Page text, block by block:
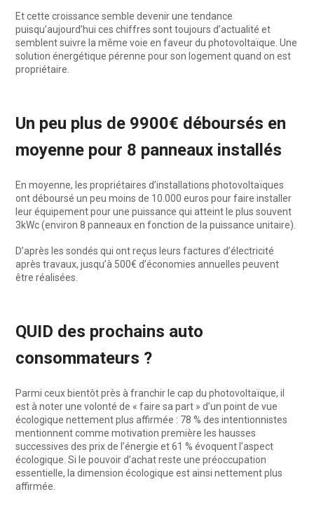
Et cette croissance semble devenir une tendance
puisqu’aujourd’hui ces chiffres sont toujours d’actualité et
semblent suivre la même voie en faveur du photovoltaïque. Une
solution énergétique pérenne pour son logement quand on est
propriétaire.
Un peu plus de 9900€ déboursés en
moyenne pour 8 panneaux installés
En moyenne, les propriétaires d’installations photovoltaïques
ont déboursé un peu moins de 10.000 euros pour faire installer
leur équipement pour une puissance qui atteint le plus souvent
3kWc (environ 8 panneaux en fonction de la puissance unitaire).
D’après les sondés qui ont reçus leurs factures d’électricité
après travaux, jusqu’à 500€ d’économies annuelles peuvent
être réalisées.
QUID des prochains auto
consommateurs ?
Parmi ceux bientôt près à franchir le cap du photovoltaïque, il
est à noter une volonté de « faire sa part » d’un point de vue
écologique nettement plus affirmée : 78 % des intentionnistes
mentionnent comme motivation première les hausses
successives des prix de l’énergie et 61 % évoquent l’aspect
écologique. Si le pouvoir d’achat reste une préoccupation
essentielle, la dimension écologique est ainsi nettement plus
affirmée.